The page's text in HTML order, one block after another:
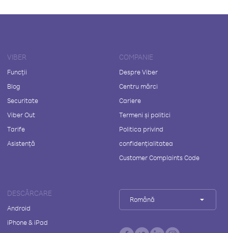
VIBER
Funcții
Blog
Securitate
Viber Out
Tarife
Asistență
COMPANIE
Despre Viber
Centru mărci
Cariere
Termeni și politici
Politica privind
confidențialitatea
Customer Complaints Code
DESCĂRCARE
Android
iPhone & iPad
Română